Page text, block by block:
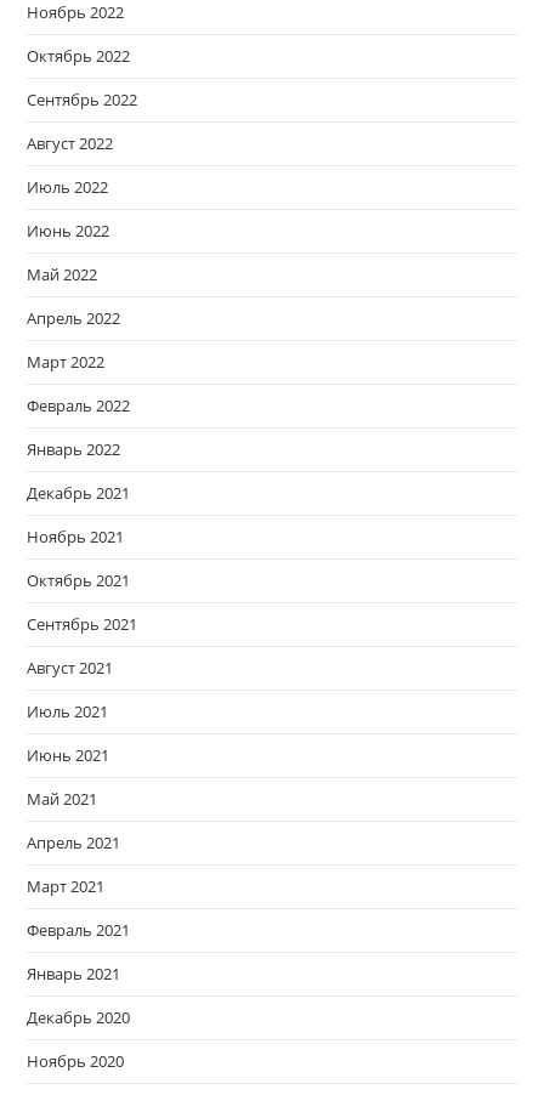
Ноябрь 2022
Октябрь 2022
Сентябрь 2022
Август 2022
Июль 2022
Июнь 2022
Май 2022
Апрель 2022
Март 2022
Февраль 2022
Январь 2022
Декабрь 2021
Ноябрь 2021
Октябрь 2021
Сентябрь 2021
Август 2021
Июль 2021
Июнь 2021
Май 2021
Апрель 2021
Март 2021
Февраль 2021
Январь 2021
Декабрь 2020
Ноябрь 2020